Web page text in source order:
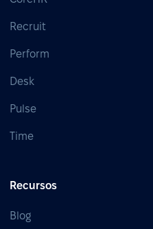
Recruit
Perform
Desk
Pulse
Time
Recursos
Blog